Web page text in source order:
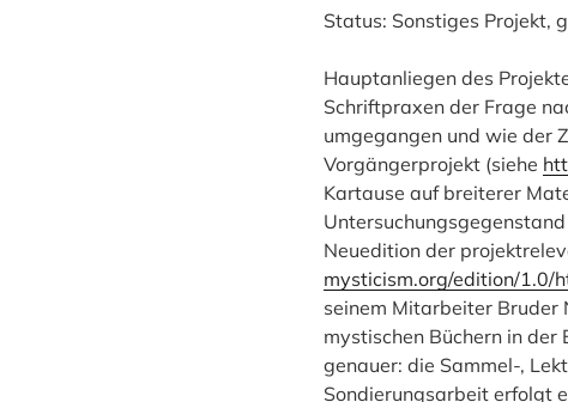
Status: Sonstiges Projekt,
Hauptanliegen des
Schriftpraxen der Frage
umgegangen und wie der
Vorgängerprojekt (siehe
Kartause auf breiterer
Neuedition der
mysticism.org/edition/1.0/
seinem Mitarbeiter Bruder
mystischen Büchern in
genauer: die Sammel-,
Sondierungsarbeit erfolgt